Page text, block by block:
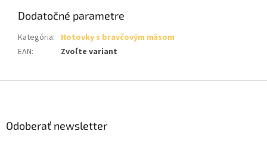
Dodatočné parametre
Kategória: Hotovky s bravčovým mäsom
EAN: Zvoľte variant
Odoberať newsletter